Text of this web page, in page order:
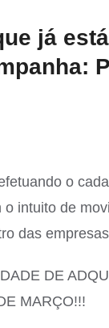
já
o
intuito de
das
DE
MARÇO!!!